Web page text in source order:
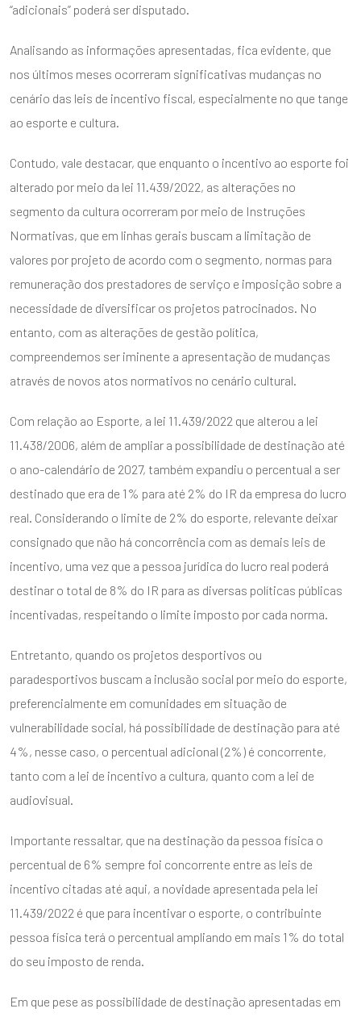
“adicionais” poderá ser disputado.
Analisando as informações apresentadas, fica evidente, que
nos últimos meses ocorreram significativas mudanças no
cenário das leis de incentivo fiscal, especialmente no que tange
ao esporte e cultura.
Contudo, vale destacar, que enquanto o incentivo ao esporte foi
alterado por meio da lei 11.439/2022, as alterações no
segmento da cultura ocorreram por meio de Instruções
Normativas, que em linhas gerais buscam a limitação de
valores por projeto de acordo com o segmento, normas para
remuneração dos prestadores de serviço e imposição sobre a
necessidade de diversificar os projetos patrocinados. No
entanto, com as alterações de gestão política,
compreendemos ser iminente a apresentação de mudanças
através de novos atos normativos no cenário cultural.
Com relação ao Esporte, a lei 11.439/2022 que alterou a lei
11.438/2006, além de ampliar a possibilidade de destinação até
o ano-calendário de 2027, também expandiu o percentual a ser
destinado que era de 1% para até 2% do IR da empresa do lucro
real. Considerando o limite de 2% do esporte, relevante deixar
consignado que não há concorrência com as demais leis de
incentivo, uma vez que a pessoa jurídica do lucro real poderá
destinar o total de 8% do IR para as diversas políticas públicas
incentivadas, respeitando o limite imposto por cada norma.
Entretanto, quando os projetos desportivos ou
paradesportivos buscam a inclusão social por meio do esporte,
preferencialmente em comunidades em situação de
vulnerabilidade social, há possibilidade de destinação para até
4%, nesse caso, o percentual adicional (2%) é concorrente,
tanto com a lei de incentivo a cultura, quanto com a lei de
audiovisual.
Importante ressaltar, que na destinação da pessoa física o
percentual de 6% sempre foi concorrente entre as leis de
incentivo citadas até aqui, a novidade apresentada pela lei
11.439/2022 é que para incentivar o esporte, o contribuinte
pessoa física terá o percentual ampliando em mais 1% do total
do seu imposto de renda.
Em que pese as possibilidade de destinação apresentadas em